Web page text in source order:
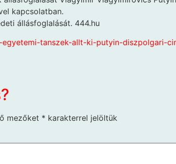
kapcsolatban.
állásfoglalását. 444.hu
tanszek-allt-ki-putyin-diszpolgari-
mezőket * karakterrel jelöltük